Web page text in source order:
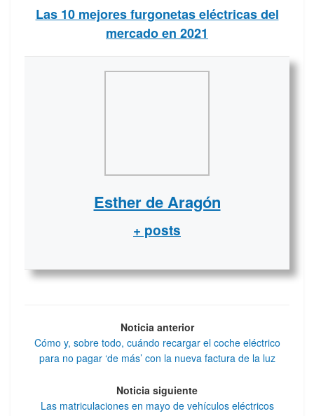
Las 10 mejores furgonetas eléctricas del
mercado en 2021
Esther de Aragón
+ posts
Noticia anterior
Cómo y, sobre todo, cuándo recargar el coche eléctrico
para no pagar ‘de más’ con la nueva factura de la luz
Noticia siguiente
Las matriculaciones en mayo de vehículos eléctricos